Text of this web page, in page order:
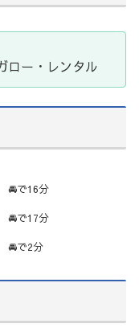
ロー・レンタル
🚘で16分
🚘で17分
🚘で2分